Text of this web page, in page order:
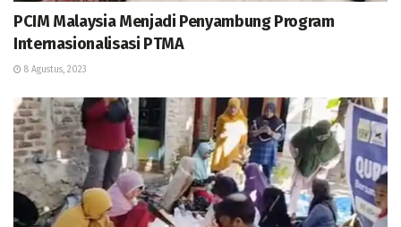
PCIM Malaysia Menjadi Penyambung Program
Internasionalisasi PTMA
8 Agustus, 2023